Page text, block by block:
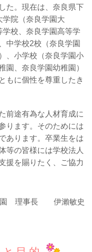
た。現在は、奈良県下
院（奈良学園大
校、奈良学園高等学
中学校2校（奈良学園
、小学校（奈良学園小
園、奈良学園幼稚園）
もに個性を尊重したき
前途有為な人材育成に
ります。そのためには
あります。卒業生をは
等の皆様には学校法人
援を賜りたく、ご協力
園 理事長 伊瀨敏史